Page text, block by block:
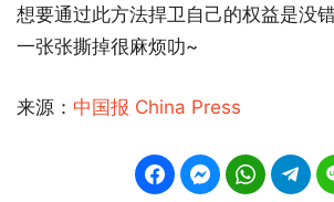
想要通过此方法捍卫自己的权益是没
一张张撕掉很麻烦叻~
来源： 中国报 China Press